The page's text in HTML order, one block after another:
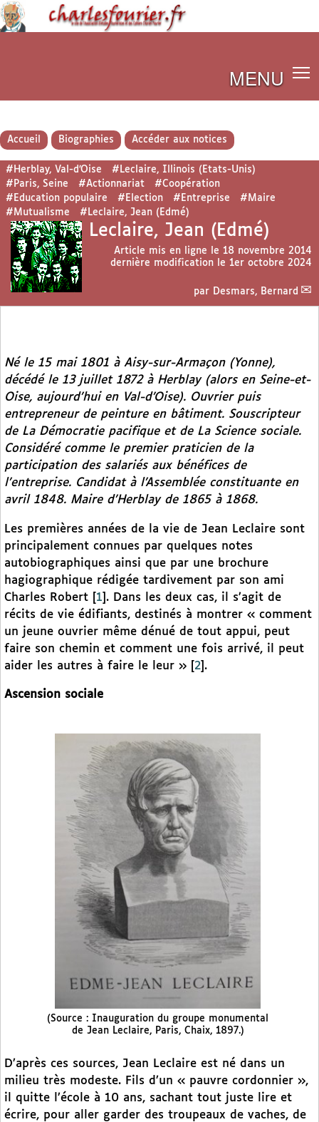
MENU
Accueil Biographies Accéder aux notices
#Herblay, Val-d’Oise
#Leclaire, Illinois (Etats-Unis)
#Paris, Seine
#Actionnariat
#Coopération
#Education populaire
#Election #Entreprise
#Maire
#Mutualisme
#Leclaire, Jean (Edmé)
Leclaire, Jean (Edmé)
Article mis en ligne le 18 novembre 2014
dernière modification le 1er octobre 2024
par Desmars, Bernard
Né le 15 mai 1801 à Aisy-sur-Armaçon (Yonne),
décédé le 13 juillet 1872 à Herblay (alors en Seine-et-
Oise, aujourd’hui en Val-d’Oise). Ouvrier puis
entrepreneur de peinture en bâtiment. Souscripteur
de La Démocratie pacifique et de La Science sociale.
Considéré comme le premier praticien de la
participation des salariés aux bénéfices de
l’entreprise. Candidat à l’Assemblée constituante en
avril 1848. Maire d’Herblay de 1865 à 1868.
Les premières années de la vie de Jean Leclaire sont
principalement connues par quelques notes
autobiographiques ainsi que par une brochure
hagiographique rédigée tardivement par son ami
Charles Robert
1 . Dans les deux cas, il s’agit de
récits de vie édifiants, destinés à montrer « comment
un jeune ouvrier même dénué de tout appui, peut
faire son chemin et comment une fois arrivé, il peut
aider les autres à faire le leur »
2 .
Ascension sociale
(Source : Inauguration du groupe monumental
de Jean Leclaire, Paris, Chaix, 1897.)
D’après ces sources, Jean Leclaire est né dans un
milieu très modeste. Fils d’un « pauvre cordonnier »,
il quitte l’école à 10 ans, sachant tout juste lire et
écrire, pour aller garder des troupeaux de vaches, de